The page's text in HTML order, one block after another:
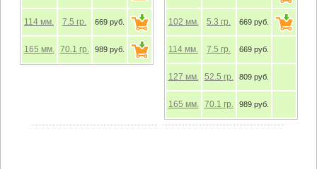
114 мм. 7.5 гр. 669 руб.
165 мм. 70.1 гр. 989 руб.
102 мм. 5.3 гр. 669 руб.
114 мм. 7.5 гр. 669 руб.
127 мм. 52.5 гр. 809 руб.
165 мм. 70.1 гр. 989 руб.